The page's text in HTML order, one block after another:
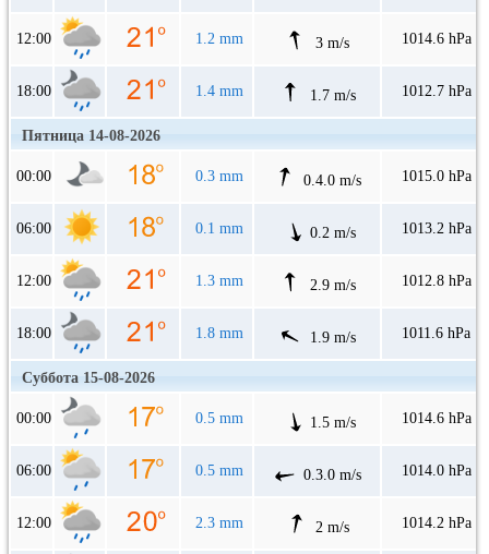
12:00 1.2 mm 3 m/s 1014.6 hPa
18:00 1.4 mm 1.7 m/s 1012.7 hPa
Пятница 14-08-2026
00:00 0.3 mm 0.4.0 m/s 1015.0 hPa
06:00 0.1 mm 0.2 m/s 1013.2 hPa
12:00 1.3 mm 2.9 m/s 1012.8 hPa
18:00 1.8 mm 1.9 m/s 1011.6 hPa
Суббота 15-08-2026
00:00 0.5 mm 1.5 m/s 1014.6 hPa
06:00 0.5 mm 0.3.0 m/s 1014.0 hPa
12:00 2.3 mm 2 m/s 1014.2 hPa